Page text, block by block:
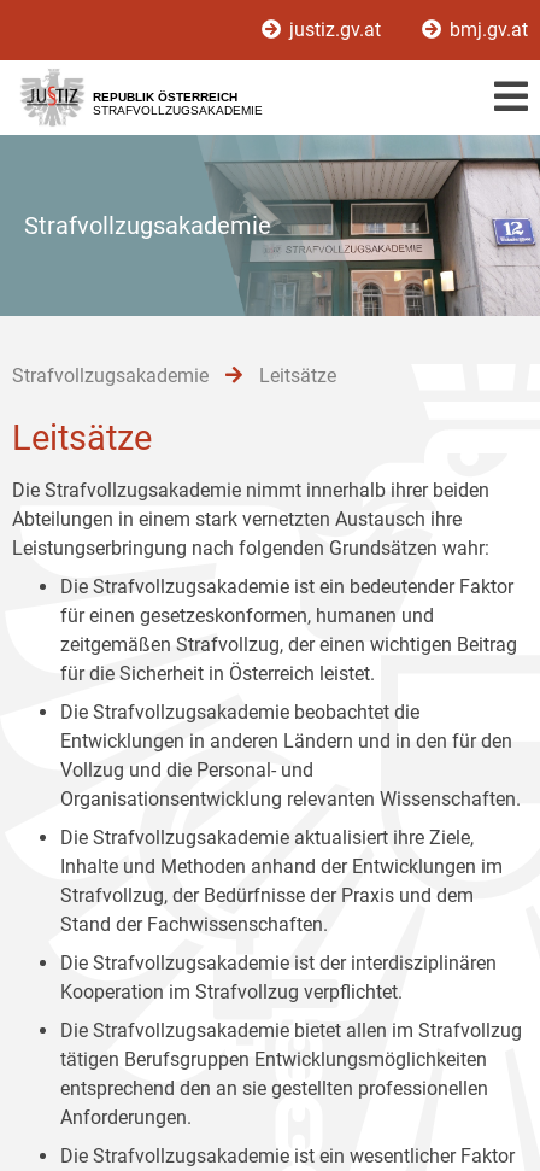
[1]
[2]
[3]
justiz.gv.at bmj.gv.at
REPUBLIK ÖSTERREICH
STRAFVOLLZUGSAKADEMIE
Strafvollzugsakademie
Strafvollzugsakademie Leitsätze
Leitsätze
Die Strafvollzugsakademie nimmt innerhalb ihrer beiden
Abteilungen in einem stark vernetzten Austausch ihre
Leistungserbringung nach folgenden Grundsätzen wahr:
Die Strafvollzugsakademie ist ein bedeutender Faktor
für einen gesetzeskonformen, humanen und
zeitgemäßen Strafvollzug, der einen wichtigen Beitrag
für die Sicherheit in Österreich leistet.
Die Strafvollzugsakademie beobachtet die
Entwicklungen in anderen Ländern und in den für den
Vollzug und die Personal- und
Organisationsentwicklung relevanten Wissenschaften.
Die Strafvollzugsakademie aktualisiert ihre Ziele,
Inhalte und Methoden anhand der Entwicklungen im
Strafvollzug, der Bedürfnisse der Praxis und dem
Stand der Fachwissenschaften.
Die Strafvollzugsakademie ist der interdisziplinären
Kooperation im Strafvollzug verpflichtet.
Die Strafvollzugsakademie bietet allen im Strafvollzug
tätigen Berufsgruppen Entwicklungsmöglichkeiten
entsprechend den an sie gestellten professionellen
Anforderungen.
Die Strafvollzugsakademie ist ein wesentlicher Faktor